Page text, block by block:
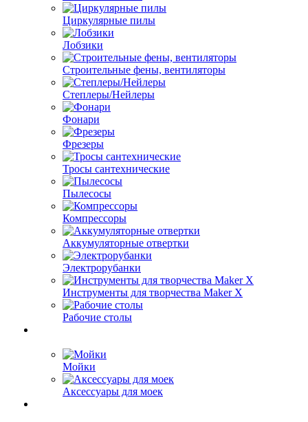
Циркулярные пилы
Лобзики
Строительные фены, вентиляторы
Степлеры/Нейлеры
Фонари
Фрезеры
Тросы сантехнические
Пылесосы
Компрессоры
Аккумуляторные отвертки
Электрорубанки
Инструменты для творчества Maker X
Рабочие столы
Мойки
Аксессуары для моек